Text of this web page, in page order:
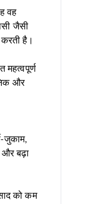
वह
जैसी
है।
महत्वपूर्ण
और
जुकाम,
और बढ़ा
को कम